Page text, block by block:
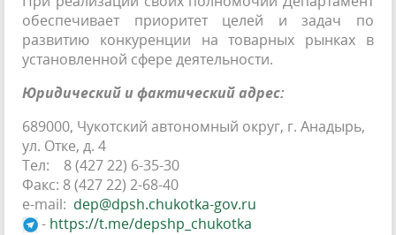
обеспечивает приоритет целей и задач по
развитию конкуренции на товарных рынках в
установленной сфере деятельности.
Юридический и фактический адрес:
689000, Чукотский автономный округ, г. Анадырь,
ул. Отке, д. 4
Тел: 8 (427 22) 6-35-30
Факс: 8 (427 22) 2-68-40
e-mail: dep@dpsh.chukotka-gov.ru
- https://t.me/depshp_chukotka